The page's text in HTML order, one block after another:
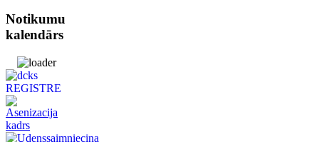
Notikumu
kalendārs